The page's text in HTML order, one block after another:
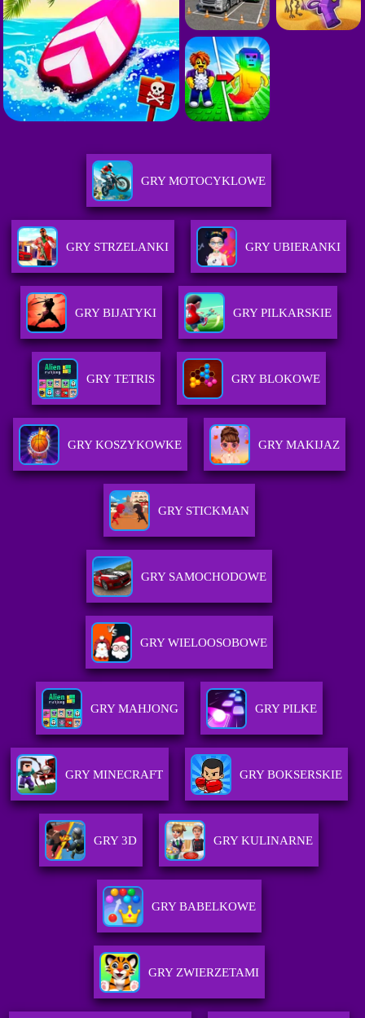
GRY MOTOCYKLOWE
GRY STRZELANKI GRY UBIERANKI
GRY BIJATYKI GRY PILKARSKIE
GRY TETRIS GRY BLOKOWE
GRY KOSZYKOWKE GRY MAKIJAZ
GRY STICKMAN
GRY SAMOCHODOWE
GRY WIELOOSOBOWE
GRY MAHJONG GRY PILKE
GRY MINECRAFT GRY BOKSERSKIE
GRY 3D GRY KULINARNE
GRY BABELKOWE
GRY ZWIERZETAMI